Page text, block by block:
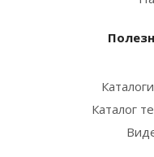
Каталог